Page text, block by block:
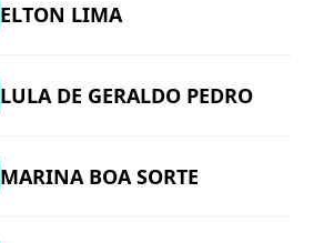
ELTON LIMA
LULA DE GERALDO PEDRO
MARINA BOA SORTE